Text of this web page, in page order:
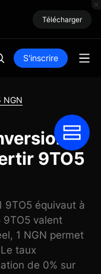
Télécharger
S'inscrire
NGN
9TO5
9TO5 équivaut à
9TO5 valent
1 NGN permet
taux
de 0% sur